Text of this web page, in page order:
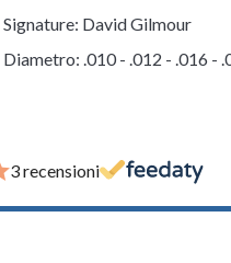
Signature: David Gilmour
Diametro: .010 - .012 - .016 -
3 recensioni